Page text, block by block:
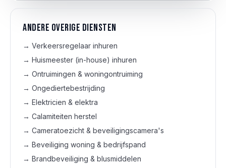
Andere overige diensten
→ Verkeersregelaar inhuren
→ Huismeester (in-house) inhuren
→ Ontruimingen & woningontruiming
→ Ongediertebestrijding
→ Elektricien & elektra
→ Calamiteiten herstel
→ Cameratoezicht & beveiligingscamera's
→ Beveiliging woning & bedrijfspand
→ Brandbeveiliging & blusmiddelen